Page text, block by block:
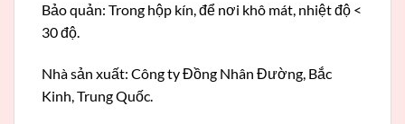
Bảo quản: Trong hộp kín, để nơi khô mát, nhiệt độ <
30 độ.
Nhà sản xuất: Công ty Đồng Nhân Đường, Bắc
Kinh, Trung Quốc.